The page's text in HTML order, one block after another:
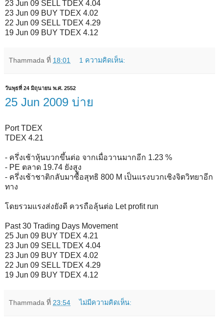
23 Jun 09 SELL TDEX 4.04
23 Jun 09 BUY TDEX 4.02
22 Jun 09 SELL TDEX 4.29
19 Jun 09 BUY TDEX 4.12
Thammada ที่ 18:01 1 ความคิดเห็น:
วันพุธที่ 24 มิถุนายน พ.ศ. 2552
25 Jun 2009 บ่าย
Port TDEX
TDEX 4.21
- ครึ่งเช้าหุ้นบวกขึ้นต่อ จากเมื่อวานมากอีก 1.23 %
- PE ตลาด 19.74 ยังสูง
- ครึ่งเช้าชาติกลับมาซื้อสุทธิ 800 M เป็นแรงบวกเชิงจิตวิทยาอีก
ทาง
โดยรวมแรงส่งยังดี ควรถือลุ้นต่อ Let profit run
Past 30 Trading Days Movement
25 Jun 09 BUY TDEX 4.21
23 Jun 09 SELL TDEX 4.04
23 Jun 09 BUY TDEX 4.02
22 Jun 09 SELL TDEX 4.29
19 Jun 09 BUY TDEX 4.12
Thammada ที่ 23:54 ไม่มีความคิดเห็น: